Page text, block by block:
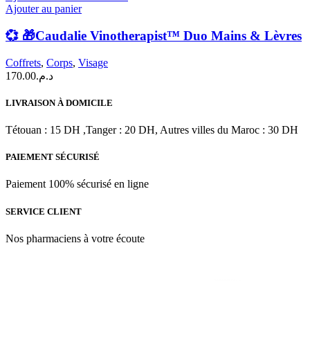
Ajouter au panier
💞 🎁Caudalie Vinotherapist™ Duo Mains & Lèvres
Coffrets, Corps, Visage
د.م.170.00
LIVRAISON À DOMICILE
Tétouan : 15 DH ,Tanger : 20 DH, Autres villes du Maroc : 30 DH
PAIEMENT SÉCURISÉ
Paiement 100% sécurisé en ligne
SERVICE CLIENT
Nos pharmaciens à votre écoute